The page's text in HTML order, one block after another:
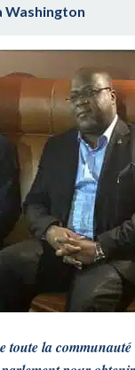
Washington
toute la